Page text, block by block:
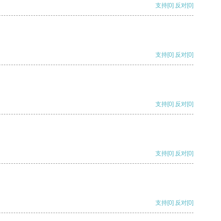
支持[0] 反对[0]
支持[0] 反对[0]
支持[0] 反对[0]
支持[0] 反对[0]
支持[0] 反对[0]